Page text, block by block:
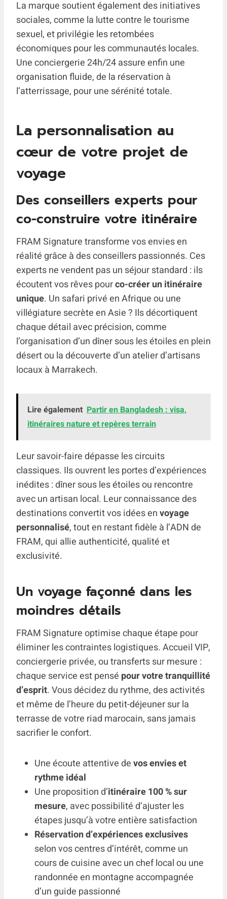
La marque soutient également des initiatives
sociales, comme la lutte contre le tourisme
sexuel, et privilégie les retombées
économiques pour les communautés locales.
Une conciergerie 24h/24 assure enfin une
organisation fluide, de la réservation à
l’atterrissage, pour une sérénité totale.
La personnalisation au
cœur de votre projet de
voyage
Des conseillers experts pour
co-construire votre itinéraire
FRAM Signature transforme vos envies en
réalité grâce à des conseillers passionnés. Ces
experts ne vendent pas un séjour standard : ils
écoutent vos rêves pourco-créer un itinéraire
unique. Un safari privé en Afrique ou une
villégiature secrète en Asie ? Ils décortiquent
chaque détail avec précision, comme
l’organisation d’un dîner sous les étoiles en plein
désert ou la découverte d’un atelier d’artisans
locaux à Marrakech.
Lire également Partir en Bangladesh : visa,
itinéraires nature et repères terrain
Leur savoir-faire dépasse les circuits
classiques. Ils ouvrent les portes d’expériences
inédites : dîner sous les étoiles ou rencontre
avec un artisan local. Leur connaissance des
destinations convertit vos idées envoyage
personnalisé, tout en restant fidèle à l’ADN de
FRAM, qui allie authenticité, qualité et
exclusivité.
Un voyage façonné dans les
moindres détails
FRAM Signature optimise chaque étape pour
éliminer les contraintes logistiques. Accueil VIP,
conciergerie privée, ou transferts sur mesure :
chaque service est pensé pour votre tranquillité
d’esprit. Vous décidez du rythme, des activités
et même de l’heure du petit-déjeuner sur la
terrasse de votre riad marocain, sans jamais
sacrifier le confort.
Une écoute attentive devos envies et
rythme idéal
Une proposition d’itinéraire 100 % sur
mesure, avec possibilité d’ajuster les
étapes jusqu’à votre entière satisfaction
Réservation d’expériences exclusives
selon vos centres d’intérêt, comme un
cours de cuisine avec un chef local ou une
randonnée en montagne accompagnée
d’un guide passionné